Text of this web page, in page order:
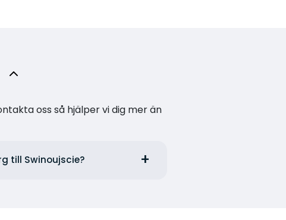
oss så hjälper vi dig mer än
till Swinoujscie?